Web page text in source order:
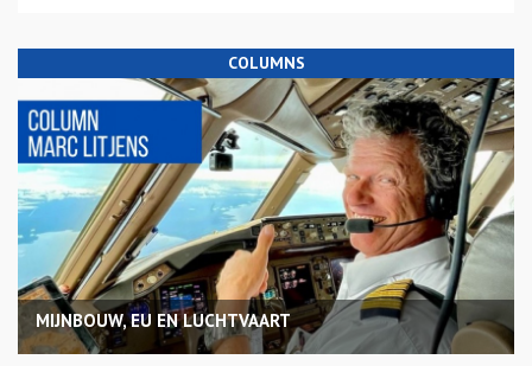
COLUMNS
MIJNBOUW, EU EN LUCHTVAART